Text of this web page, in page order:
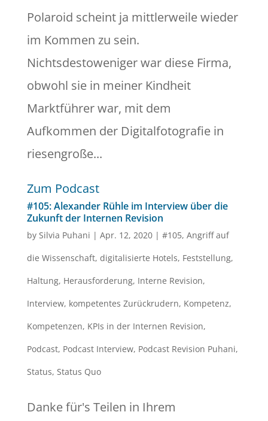
Polaroid scheint ja mittlerweile wieder
im Kommen zu sein.
Nichtsdestoweniger war diese Firma,
obwohl sie in meiner Kindheit
Marktführer war, mit dem
Aufkommen der Digitalfotografie in
riesengroße...
Zum Podcast
#105: Alexander Rühle im Interview über die
Zukunft der Internen Revision
by Silvia Puhani | Apr. 12, 2020| #105, Angriff auf
die Wissenschaft, digitalisierte Hotels, Feststellung,
Haltung, Herausforderung, Interne Revision,
Interview, kompetentes Zurückrudern, Kompetenz,
Kompetenzen, KPIs in der Internen Revision,
Podcast, Podcast Interview, Podcast Revision Puhani,
Status, Status Quo
Danke für's Teilen in Ihrem